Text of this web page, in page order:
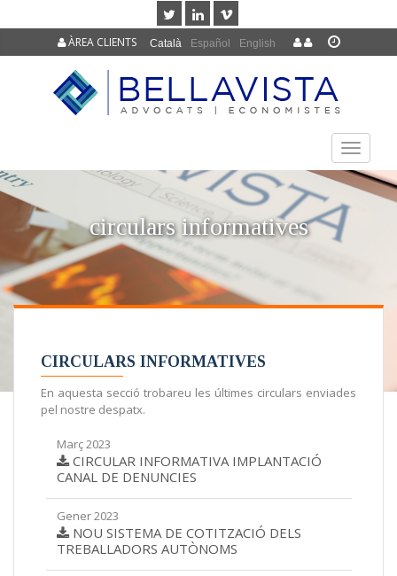
Català Español English
ÀREA CLIENTS
TOGGLE
circulars informatives
CIRCULARS INFORMATIVES
En aquesta secció trobareu les últimes circulars enviades
pel nostre despatx.
Març 2023
CIRCULAR INFORMATIVA IMPLANTACIÓ
CANAL DE DENUNCIES
Gener 2023
NOU SISTEMA DE COTITZACIÓ DELS
TREBALLADORS AUTÒNOMS